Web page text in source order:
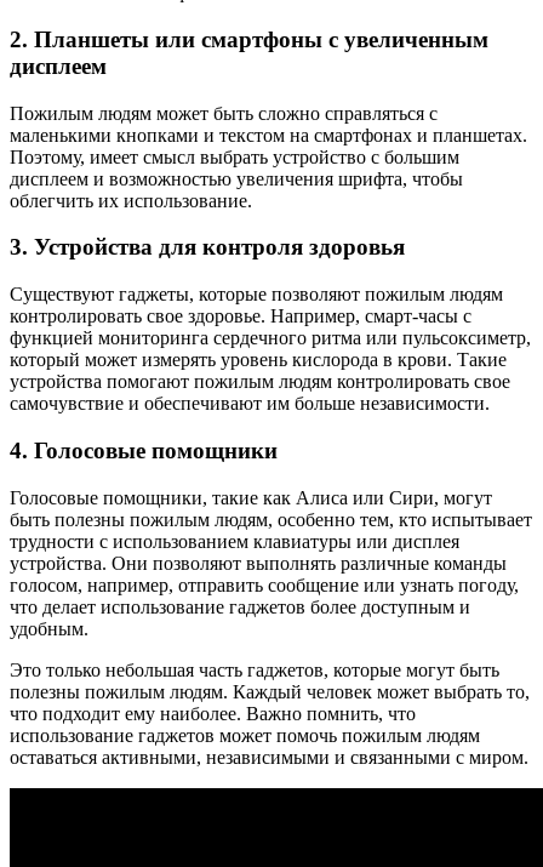
2. Планшеты или смартфоны с увеличенным
дисплеем
Пожилым людям может быть сложно справляться с
маленькими кнопками и текстом на смартфонах и планшетах.
Поэтому, имеет смысл выбрать устройство с большим
дисплеем и возможностью увеличения шрифта, чтобы
облегчить их использование.
3. Устройства для контроля здоровья
Существуют гаджеты, которые позволяют пожилым людям
контролировать свое здоровье. Например, смарт-часы с
функцией мониторинга сердечного ритма или пульсоксиметр,
который может измерять уровень кислорода в крови. Такие
устройства помогают пожилым людям контролировать свое
самочувствие и обеспечивают им больше независимости.
4. Голосовые помощники
Голосовые помощники, такие как Алиса или Сири, могут
быть полезны пожилым людям, особенно тем, кто испытывает
трудности с использованием клавиатуры или дисплея
устройства. Они позволяют выполнять различные команды
голосом, например, отправить сообщение или узнать погоду,
что делает использование гаджетов более доступным и
удобным.
Это только небольшая часть гаджетов, которые могут быть
полезны пожилым людям. Каждый человек может выбрать то,
что подходит ему наиболее. Важно помнить, что
использование гаджетов может помочь пожилым людям
оставаться активными, независимыми и связанными с миром.